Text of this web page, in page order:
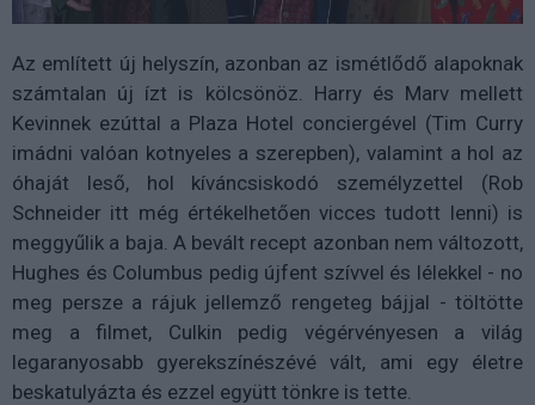
Az említett új helyszín, azonban az ismétlődő alapoknak
számtalan új ízt is kölcsönöz. Harry és Marv mellett
Kevinnek ezúttal a Plaza Hotel conciergével (Tim Curry
imádni valóan kotnyeles a szerepben), valamint a hol az
óhaját leső, hol kíváncsiskodó személyzettel (Rob
Schneider itt még értékelhetően vicces tudott lenni) is
meggyűlik a baja. A bevált recept azonban nem változott,
Hughes és Columbus pedig újfent szívvel és lélekkel - no
meg persze a rájuk jellemző rengeteg bájjal - töltötte
meg a filmet, Culkin pedig végérvényesen a világ
legaranyosabb gyerekszínészévé vált, ami egy életre
beskatulyázta és ezzel együtt tönkre is tette.